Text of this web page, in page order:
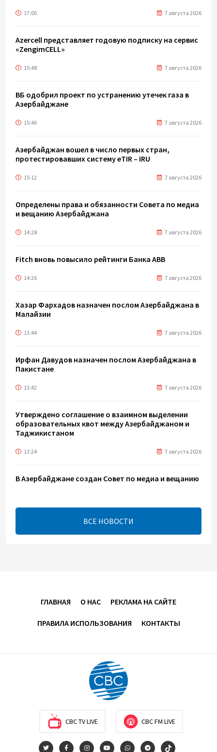
17:00 7 августа 2026
Azercell представляет годовую подписку на сервис
«ZengimCELL»
15:48 7 августа 2026
ВБ одобрил проект по устранению утечек газа в
Азербайджане
15:46 7 августа 2026
Азербайджан вошел в число первых стран,
протестировавших систему eTIR – IRU
15:12 7 августа 2026
Определены права и обязанности Совета по медиа
и вещанию Азербайджана
14:28 7 августа 2026
Fitch вновь повысило рейтинги Банка ABB
14:26 7 августа 2026
Хазар Фархадов назначен послом Азербайджана в
Малайзии
13:44 7 августа 2026
Ирфан Давудов назначен послом Азербайджана в
Пакистане
13:42 7 августа 2026
Утверждено соглашение о взаимном выделении
образовательных квот между Азербайджаном и
Таджикистаном
13:24 7 августа 2026
В Азербайджане создан Совет по медиа и вещанию
13:16 7 августа 2026
ЕАЭС расширяет финансовый рынок и вводит
программу "зеленой трансформации"
экономики и наращивает взаимную торговлю –
электронной торговли и общего рынка - Турчин
ВСЕ НОВОСТИ
ГЛАВНАЯ О НАС РЕКЛАМА НА САЙТЕ
ПРАВИЛА ИСПОЛЬЗОВАНИЯ КОНТАКТЫ
CBC TV LIVE CBC FM LIVE